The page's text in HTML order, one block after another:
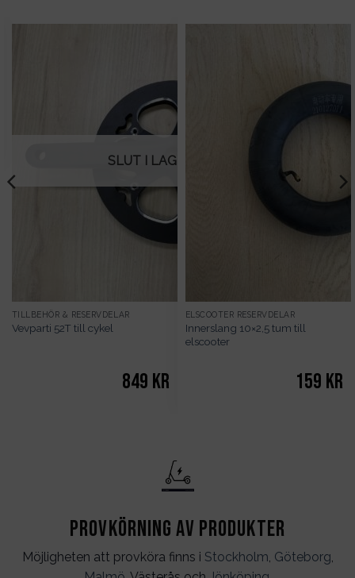
SLUT I LAGER
TILLBEHÖR & RESERVDELAR
Vevparti 52T till cykel
849 kr
ELSCOOTER RESERVDELAR
Innerslang 10×2,5 tum till
elscooter
159 kr
Provkörning av produkter
Möjligheten att provköra finns i Stockholm, Göteborg,